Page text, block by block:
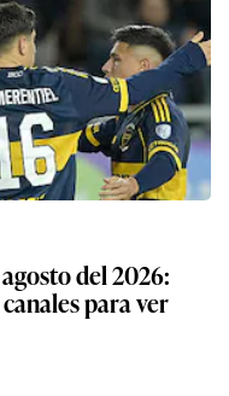
del 2026:
para ver